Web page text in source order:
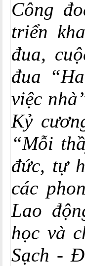
Công
triển
đua,
đua
việc
Kỷ
“Mỗi
đức, tự
các
Lao
học và
Sạch -